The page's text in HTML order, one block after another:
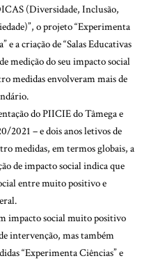
(Diversidade, Inclusão,
o projeto “Experimenta
e a criação de “Salas Educativas
medição do seu impacto social
medidas envolveram mais de
do PIICIE do Tâmega e
2021 – e dois anos letivos de
medidas, em termos globais, a
de impacto social indica que
entre muito positivo e
impacto social muito positivo
intervenção, mas também
“Experimenta Ciências” e